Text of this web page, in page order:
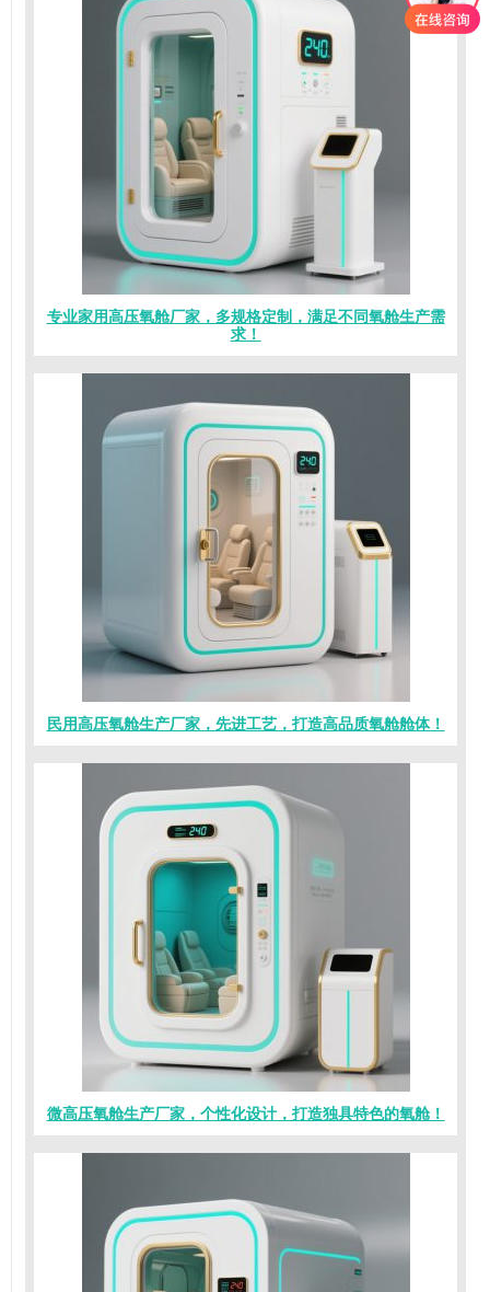
专业家用高压氧舱厂家，多规格定制，满足不同氧舱生产需
求！
民用高压氧舱生产厂家，先进工艺，打造高品质氧舱舱体！
微高压氧舱生产厂家，个性化设计，打造独具特色的氧舱！